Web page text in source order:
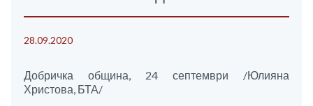
28.09.2020
Добричка община, 24 септември /Юлияна
Христова, БТА/